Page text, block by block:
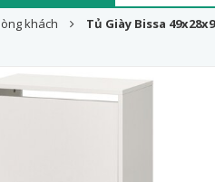
khách Tủ Giày Bissa